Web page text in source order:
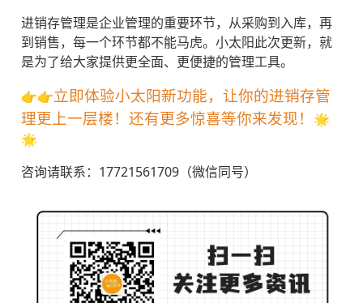
进销存管理是企业管理的重要环节，从采购到入库，再
到销售，每一个环节都不能马虎。小太阳此次更新，就
是为了给大家提供更全面、更便捷的管理工具。
👉👉立即体验小太阳新功能，让你的进销存管
理更上一层楼！还有更多惊喜等你来发现！
🌟
🌟
咨询请联系：17721561709（微信同号）